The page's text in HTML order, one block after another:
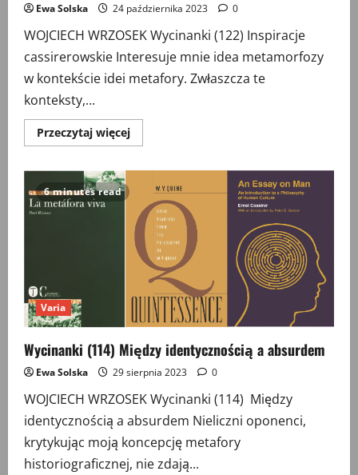
Ewa Solska 24 października 2023 0
WOJCIECH WRZOSEK Wycinanki (122) Inspiracje
cassirerowskie Interesuje mnie idea metamorfozy
w kontekście idei metafory. Zwłaszcza te
konteksty,...
Przeczytaj więcejPrzeczytaj
więcej
Inspiracje
cassirerowskie
6 minutes read
Varia
Wycinanki (114) Między identycznością a absurdem
Ewa Solska 29 sierpnia 2023 0
WOJCIECH WRZOSEK Wycinanki (114) Między
identycznością a absurdem Nieliczni oponenci,
krytykując moją koncepcję metafory
historiograficznej, nie zdają...